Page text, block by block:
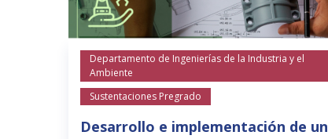
Departamento de Ingenierías de la Industria y el
Ambiente
Sustentaciones Pregrado
Desarrollo e implementación de un